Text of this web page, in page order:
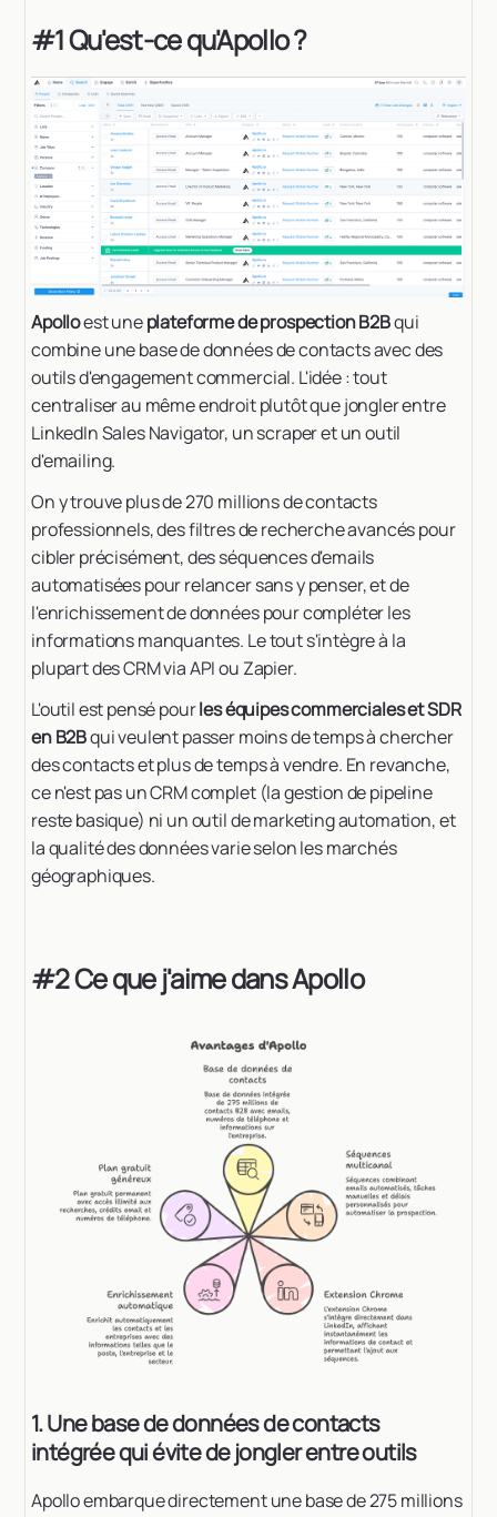
#1 Qu'est-ce qu'Apollo ?
Apolloest uneplateforme de prospection B2Bqui
combine une base de données de contacts avec des
outils d'engagement commercial. L'idée : tout
centraliser au même endroit plutôt que jongler entre
LinkedIn Sales Navigator, un scraper et un outil
d'emailing.
On y trouve plus de 270 millions de contacts
professionnels, des filtres de recherche avancés pour
cibler précisément, des séquences d'emails
automatisées pour relancer sans y penser, et de
l'enrichissement de données pour compléter les
informations manquantes. Le tout s'intègre à la
plupart des CRM via API ou Zapier.
L'outil est pensé pourles équipes commerciales et SDR
en B2Bqui veulent passer moins de temps à chercher
des contacts et plus de temps à vendre. En revanche,
ce n'est pas un CRM complet (la gestion de pipeline
reste basique) ni un outil de marketing automation, et
la qualité des données varie selon les marchés
géographiques.
#2 Ce que j'aime dans Apollo
1. Une base de données de contacts
intégrée qui évite de jongler entre outils
Apollo embarque directement une base de 275 millions